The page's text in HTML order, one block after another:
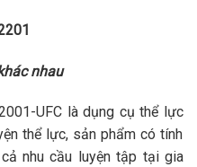
nhau
UFC làdụng cụ thể lực
thể lực, sản phẩm có tính
nhu cầu luyện tập tại gia